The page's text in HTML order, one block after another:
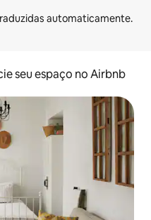
seu espaço no Airbnb